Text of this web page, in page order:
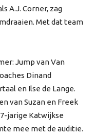
A.J. Corner, zag
Met dat team
Jump van Van
Dinand
en Ilse de Lange.
van Suzan en Freek
jarige Katwijkse
mee met de auditie.